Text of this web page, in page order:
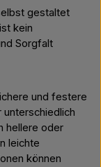
gestaltet
kein
Sorgfalt
und festere
unterschiedlich
hellere oder
leichte
können